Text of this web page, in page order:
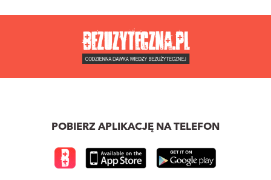
POBIERZ APLIKACJĘ NA TELEFON